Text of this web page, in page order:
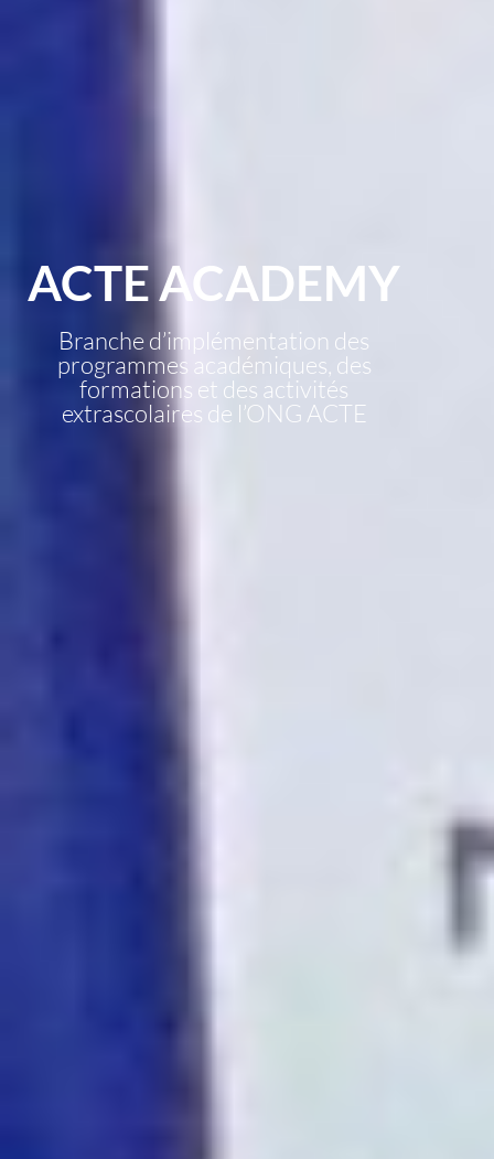
ACTE ACADEMY
Branche d’implémentation des
programmes académiques, des
formations et des activités
extrascolaires de l’ONG ACTE